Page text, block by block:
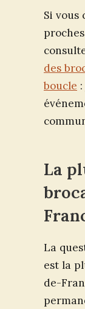
Si vous
des
boucle
La
La
est la
de-